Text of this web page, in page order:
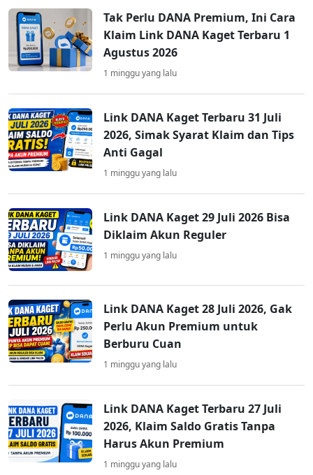
Tak Perlu DANA Premium, Ini Cara
Klaim Link DANA Kaget Terbaru 1
Agustus 2026
1 minggu yang lalu
Link DANA Kaget Terbaru 31 Juli
2026, Simak Syarat Klaim dan Tips
Anti Gagal
1 minggu yang lalu
Link DANA Kaget 29 Juli 2026 Bisa
Diklaim Akun Reguler
1 minggu yang lalu
Link DANA Kaget 28 Juli 2026, Gak
Perlu Akun Premium untuk
Berburu Cuan
1 minggu yang lalu
Link DANA Kaget Terbaru 27 Juli
2026, Klaim Saldo Gratis Tanpa
Harus Akun Premium
1 minggu yang lalu